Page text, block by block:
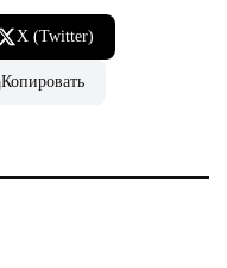
X (Twitter)
Копировать